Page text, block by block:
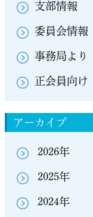
支部情報
委員会情報
事務局より
正会員向け
アーカイブ
2026年
2025年
2024年